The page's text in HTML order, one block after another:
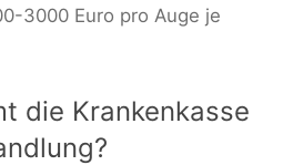
3000 Euro pro Auge je
die Krankenkasse